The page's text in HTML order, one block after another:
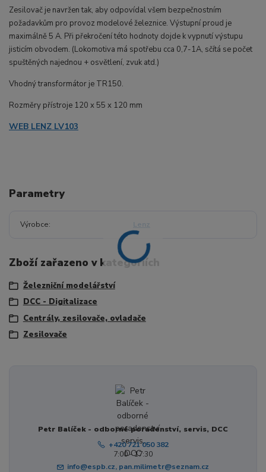
Zesilovač je navržen tak, aby odpovídal všem bezpečnostním
požadavkům pro provoz modelové železnice. Výstupní proud je
maximálně 5 A. Při překročení této hodnoty dojde k vypnutí výstupu
jisticím obvodem. (Lokomotiva má spotřebu cca 0,7-1A, sčítá se počet
spuštěných najednou + osvětlení, zvuk atd.)
Vhodný transformátor je TR150.
Rozměry přístroje 120 x 55 x 120 mm
WEB LENZ LV103
Parametry
Výrobce
Zboží zařazeno v kategoriích
Železniční modelářství
DCC - Digitalizace
Centrály, zesilovače, ovladače
Zesilovače
Petr Balíček - odborné poradenství, servis, DCC
+420 721 050 382
7:00 - 17:30
info@espb.cz, pan.milimetr@seznam.cz